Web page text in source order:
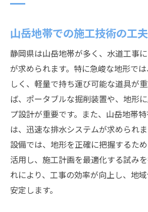
山岳地帯での施工技術の工夫
静岡県は山岳地帯が多く、水道工事
が求められます。特に急峻な地形で
しく、軽量で持ち運び可能な道具が
ば、ポータブルな掘削装置や、地形
プ設計が重要です。また、山岳地帯
は、迅速な排水システムが求められ
設備では、地形を正確に把握するた
活用し、施工計画を最適化する試み
れにより、工事の効率が向上し、地
安定します。